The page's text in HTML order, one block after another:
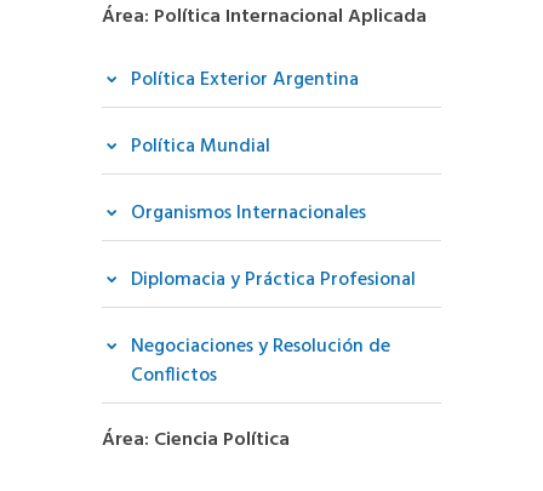
Área: Política Internacional Aplicada
Política Exterior Argentina
Política Mundial
Organismos Internacionales
Diplomacia y Práctica Profesional
Negociaciones y Resolución de
Conflictos
Área: Ciencia Política